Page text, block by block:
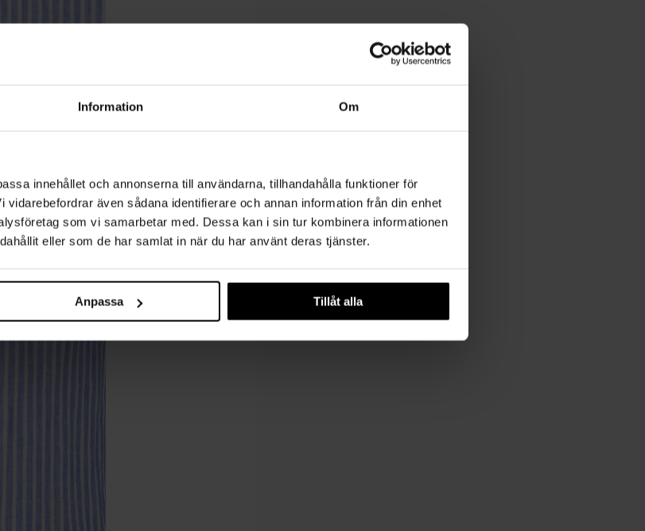
Information Om
innehållet och annonserna till användarna, tillhandahålla funktioner för
även sådana identifierare och annan information från din enhet
som vi samarbetar med. Dessa kan i sin tur kombinera informationen
eller som de har samlat in när du har använt deras tjänster.
Anpassa Tillåt alla